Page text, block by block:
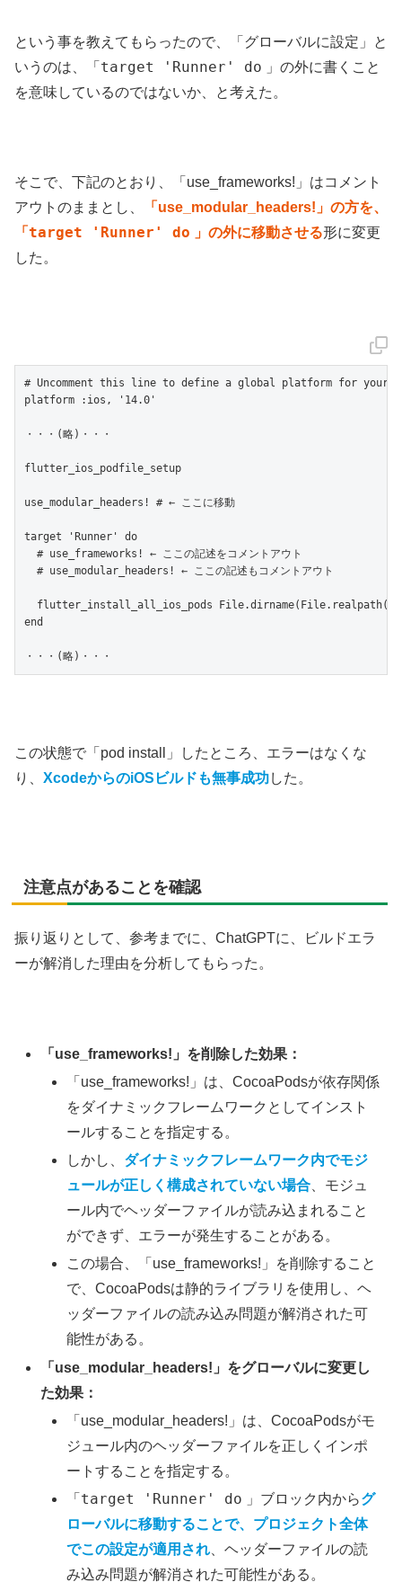
という事を教えてもらったので、「グローバルに設定」と
いうのは、「 target 'Runner' do 」の外に書くこと
を意味しているのではないか、と考えた。
そこで、下記のとおり、「use_frameworks!」はコメント
アウトのままとし、
「use_modular_headers!」の方を、
「 target 'Runner' do 」の外に移動させる形に変更
した。
# Uncomment this line to define a global platform for your
platform :ios, '14.0'
・・・(略)・・・
flutter_ios_podfile_setup
use_modular_headers! # ← ここに移動
target 'Runner' do
  # use_frameworks! ← ここの記述をコメントアウト
  # use_modular_headers! ← ここの記述もコメントアウト
flutter_install_all_ios_pods
end
この状態で「pod install」したところ、エラーはなくな
り、 XcodeからのiOSビルドも無事成功した。
注意点があることを確認
振り返りとして、参考までに、ChatGPTに、ビルドエラ
ーが解消した理由を分析してもらった。
「use_frameworks!」を削除した効果：
「use_frameworks!」は、CocoaPodsが依存関係
をダイナミックフレームワークとしてインスト
ールすることを指定する。
しかし、 ダイナミックフレームワーク内でモジ
ュールが正しく構成されていない場合 、モジュ
ール内でヘッダーファイルが読み込まれること
ができず、エラーが発生することがある。
この場合、「use_frameworks!」を削除すること
で、CocoaPodsは静的ライブラリを使用し、ヘ
ッダーファイルの読み込み問題が解消された可
能性がある。
「use_modular_headers!」をグローバルに変更し
た効果：
「use_modular_headers!」は、CocoaPodsがモ
ジュール内のヘッダーファイルを正しくインポ
ートすることを指定する。
「 target 'Runner' do 」ブロック内からグ
ローバルに移動することで、プロジェクト全体
でこの設定が適用され 、ヘッダーファイルの読
み込み問題が解消された可能性がある。